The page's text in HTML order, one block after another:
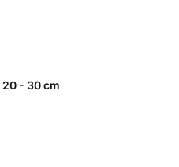
20 - 30 cm